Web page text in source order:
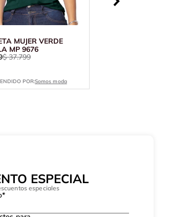
MUJER VERDE
MP 9676
$ 37.799
POR:Somos moda
ESPECIAL
especiales